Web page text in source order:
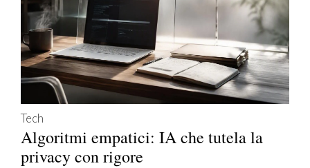
Tech
Algoritmi empatici: IA che tutela la
privacy con rigore